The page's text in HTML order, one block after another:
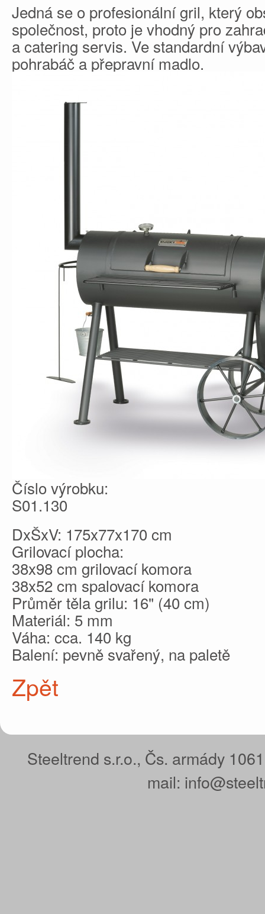
Jedná se o profesionální gril, který
společnost, proto je vhodný pro
a catering servis. Ve standardní
pohrabáč a přepravní madlo.
Číslo výrobku:
S01.130
DxŠxV: 175x77x170 cm
Grilovací plocha:
38x98 cm grilovací komora
38x52 cm spalovací komora
Průměr těla grilu: 16" (40 cm)
Materiál: 5 mm
Váha: cca. 140 kg
Balení: pevně svařený, na paletě
Zpět
Steeltrend s.r.o., Čs. armády
mail: